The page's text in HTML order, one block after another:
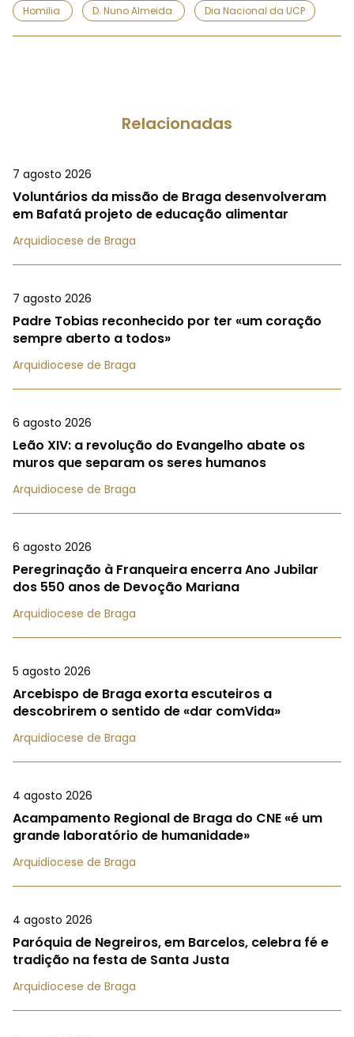
Homilia D. Nuno Almeida Dia Nacional da UCP
Relacionadas
7 agosto 2026
Voluntários da missão de Braga desenvolveram
em Bafatá projeto de educação alimentar
Arquidiocese de Braga
7 agosto 2026
Padre Tobias reconhecido por ter «um coração
sempre aberto a todos»
Arquidiocese de Braga
6 agosto 2026
Leão XIV: a revolução do Evangelho abate os
muros que separam os seres humanos
Arquidiocese de Braga
6 agosto 2026
Peregrinação à Franqueira encerra Ano Jubilar
dos 550 anos de Devoção Mariana
Arquidiocese de Braga
5 agosto 2026
Arcebispo de Braga exorta escuteiros a
descobrirem o sentido de «dar comVida»
Arquidiocese de Braga
4 agosto 2026
Acampamento Regional de Braga do CNE «é um
grande laboratório de humanidade»
Arquidiocese de Braga
4 agosto 2026
Paróquia de Negreiros, em Barcelos, celebra fé e
tradição na festa de Santa Justa
Arquidiocese de Braga